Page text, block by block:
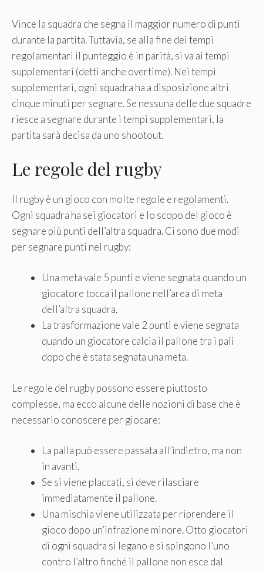
Vince la squadra che segna il maggior numero di punti
durante la partita. Tuttavia, se alla fine dei tempi
regolamentari il punteggio è in parità, si va ai tempi
supplementari (detti anche overtime). Nei tempi
supplementari, ogni squadra ha a disposizione altri
cinque minuti per segnare. Se nessuna delle due squadre
riesce a segnare durante i tempi supplementari, la
partita sarà decisa da uno shootout.
Le regole del rugby
Il rugby è un gioco con molte regole e regolamenti.
Ogni squadra ha sei giocatori e lo scopo del gioco è
segnare più punti dell’altra squadra. Ci sono due modi
per segnare punti nel rugby:
Una meta vale 5 punti e viene segnata quando un
giocatore tocca il pallone nell’area di meta
dell’altra squadra.
La trasformazione vale 2 punti e viene segnata
quando un giocatore calcia il pallone tra i pali
dopo che è stata segnata una meta.
Le regole del rugby possono essere piuttosto
complesse, ma ecco alcune delle nozioni di base che è
necessario conoscere per giocare:
La palla può essere passata all’indietro, ma non
in avanti.
Se si viene placcati, si deve rilasciare
immediatamente il pallone.
Una mischia viene utilizzata per riprendere il
gioco dopo un’infrazione minore. Otto giocatori
di ogni squadra si legano e si spingono l’uno
contro l’altro finché il pallone non esce dal